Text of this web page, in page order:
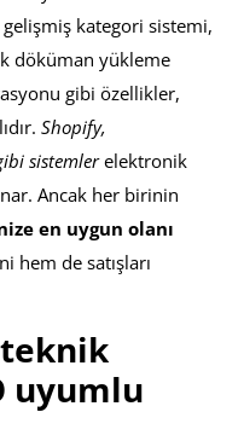
kategori sistemi,
döküman yükleme
gibi özellikler,
Shopify,
sistemlerelektronik
Ancak her birinin
en uygun olanı
hem de satışları
uyumlu